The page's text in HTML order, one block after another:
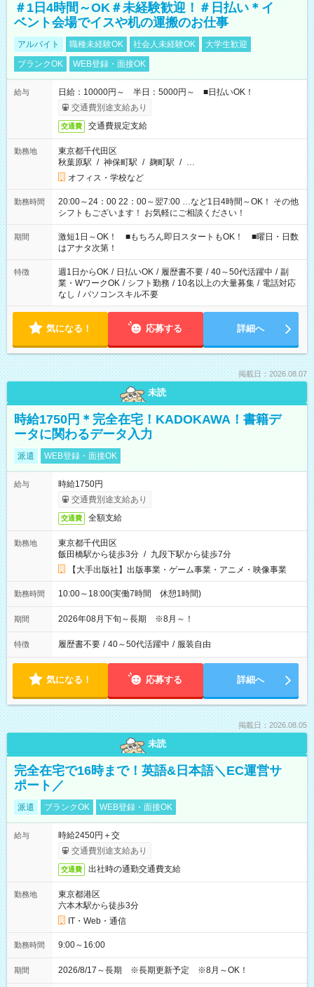
＃1日4時間～OK＃未経験歓迎！＃日払い＊イ
ベント会場でイスや机の運搬のお仕事
アルバイト 職種未経験OK 社会人未経験OK
大学生歓迎
ブランクOK
WEB登録・面接OK
給与
日給：10000円～ 半日：5000円～ ■日払いOK！
交通費別途支給あり
交通費 交通費規定支給
勤務地
東京都千代田区
秋葉原駅 / 神保町駅 / 麹町駅 / …
オフィス・学校など
勤務時間
20:00～24：00 22：00～翌7:00 …など1日4時間～OK！ その他
シフトもございます！ お気軽にご相談ください！
期間
激短1日～OK！ ■もちろん即日スタートもOK！ ■曜日・日数
はアナタ次第！
特徴 週1日からOK / 日払いOK / 履歴書不要 / 40～50代活躍中 / 副
業・WワークOK / シフト勤務 / 10名以上の大量募集 / 電話対応
なし / パソコンスキル不要
気になる！ 応募する 詳細へ
掲載日：2026.08.07
未読
時給1750円＊完全在宅！KADOKAWA！書籍デ
ータに関わるデータ入力
派遣 WEB登録・面接OK
給与
時給1750円
交通費別途支給あり
交通費 全額支給
勤務地
東京都千代田区
飯田橋駅から徒歩3分 / 九段下駅から徒歩7分
【大手出版社】出版事業・ゲーム事業・アニメ・映像事業
勤務時間 10:00～18:00(実働7時間 休憩1時間)
期間 2026年08月下旬～長期 ※8月～！
特徴 履歴書不要 / 40～50代活躍中 / 服装自由
気になる！ 応募する 詳細へ
掲載日：2026.08.05
未読
完全在宅で16時まで！英語&日本語＼EC運営サ
ポート／
派遣 ブランクOK WEB登録・面接OK
給与
時給2450円＋交
交通費別途支給あり
交通費 出社時の通勤交通費支給
勤務地
東京都港区
六本木駅から徒歩3分
IT・Web・通信
勤務時間 9:00～16:00
期間 2026/8/17～長期 ※長期更新予定 ※8月～OK！